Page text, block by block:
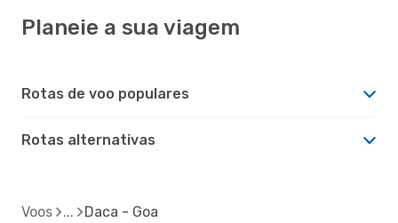
Planeie a sua viagem
Rotas de voo populares
Rotas alternativas
Voos Daca - Goa